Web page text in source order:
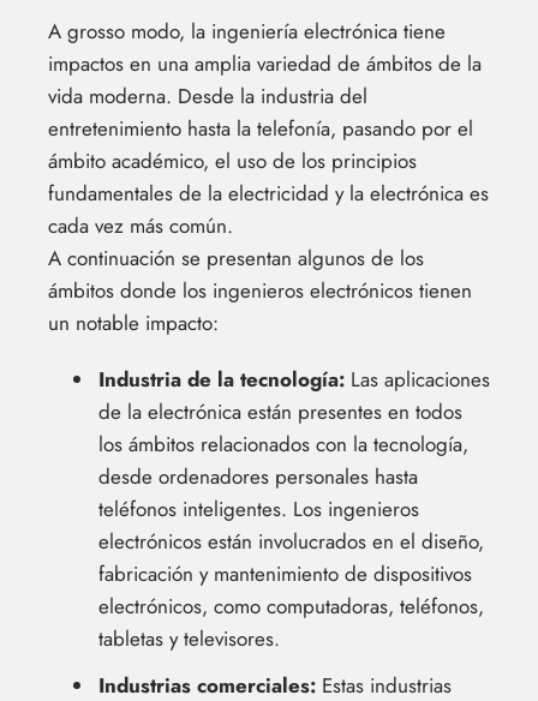
A grosso modo, la ingeniería electrónica tiene
impactos en una amplia variedad de ámbitos de la
vida moderna. Desde la industria del
entretenimiento hasta la telefonía, pasando por el
ámbito académico, el uso de los principios
fundamentales de la electricidad y la electrónica es
cada vez más común.
A continuación se presentan algunos de los
ámbitos donde los ingenieros electrónicos tienen
un notable impacto:
Industria de la tecnología: Las aplicaciones
de la electrónica están presentes en todos
los ámbitos relacionados con la tecnología,
desde ordenadores personales hasta
teléfonos inteligentes. Los ingenieros
electrónicos están involucrados en el diseño,
fabricación y mantenimiento de dispositivos
electrónicos, como computadoras, teléfonos,
tabletas y televisores.
Industrias comerciales: Estas industrias